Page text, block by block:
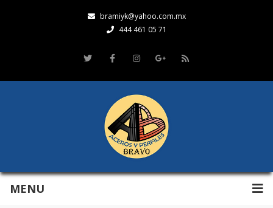
bramiyk@yahoo.com.mx
444 461 05 71
MENU